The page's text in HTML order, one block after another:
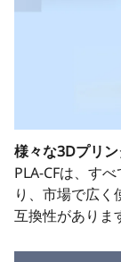
様々な3Dプリ
PLA-CFは、す
り、市場で広く
互換性がありま